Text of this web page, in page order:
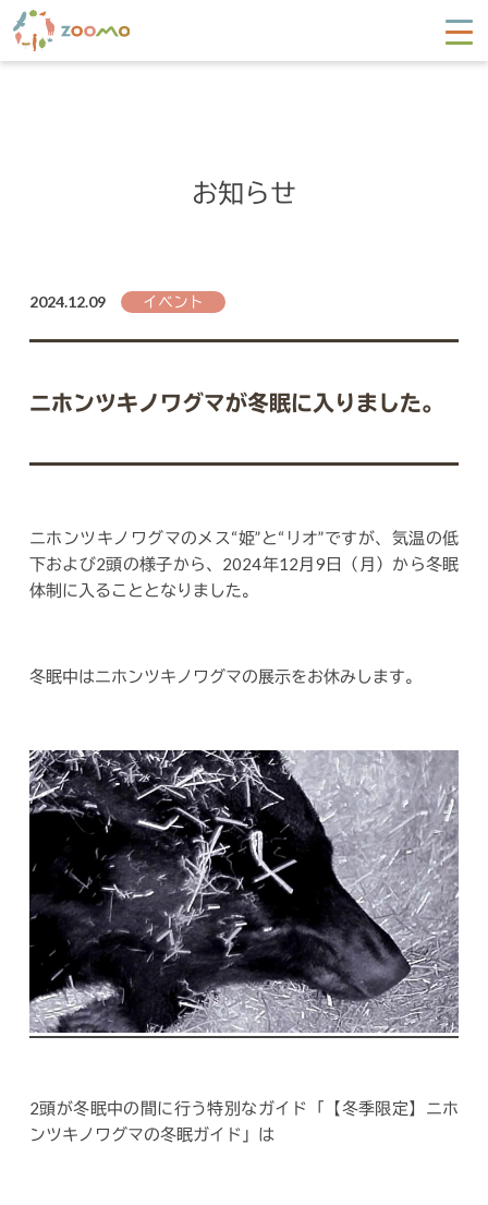
お知らせ
2024.12.09 イベント
ニホンツキノワグマが冬眠に入りました。
ニホンツキノワグマのメス“姫”と“リオ”ですが、気温の低
下および2頭の様子から、2024年12月9日（月）から冬眠
体制に入ることとなりました。
冬眠中はニホンツキノワグマの展示をお休みします。
2頭が冬眠中の間に行う特別なガイド「【冬季限定】ニホ
ンツキノワグマの冬眠ガイド」は